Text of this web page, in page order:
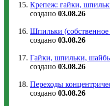
Крепеж: гайки,
создано 03.08.26
Шпильки (собственное
создано 03.08.26
Гайки, шпильки,
создано 03.08.26
Переходы
создано 03.08.26